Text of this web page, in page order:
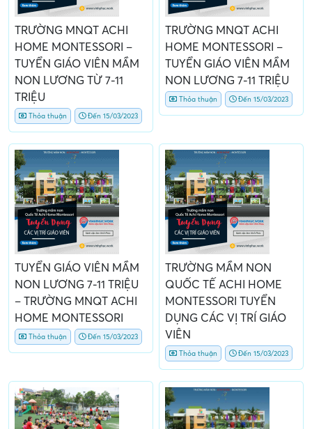
TRƯỜNG MNQT ACHI
HOME MONTESSORI –
TUYỂN GIÁO VIÊN MẦM
NON LƯƠNG TỪ 7-11
TRIỆU
Thỏa thuận Đến 15/03/2023
TRƯỜNG MNQT ACHI
HOME MONTESSORI –
TUYỂN GIÁO VIÊN MẦM
NON LƯƠNG 7-11 TRIỆU
Thỏa thuận Đến 15/03/2023
TUYỂN GIÁO VIÊN MẦM
NON LƯƠNG 7-11 TRIỆU
– TRƯỜNG MNQT ACHI
HOME MONTESSORI
Thỏa thuận Đến 15/03/2023
TRƯỜNG MẦM NON
QUỐC TẾ ACHI HOME
MONTESSORI TUYỂN
DỤNG CÁC VỊ TRÍ GIÁO
VIÊN
Thỏa thuận Đến 15/03/2023